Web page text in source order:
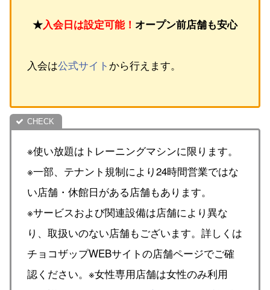
★入会日は設定可能！ オープン前店舗も安心
入会は公式サイト から行えます。
※使い放題はトレーニングマシンに限ります。
※一部、テナント規制により24時間営業ではな
い店舗・休館日がある店舗もあります。
※サービスおよび関連設備は店舗により異な
り、取扱いのない店舗もございます。詳しくは
チョコザップWEBサイトの店舗ページでご確
認ください。※女性専用店舗は女性のみ利用